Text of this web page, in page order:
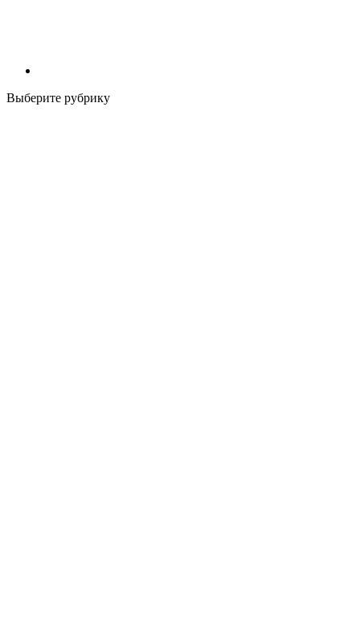
Выберите рубрику